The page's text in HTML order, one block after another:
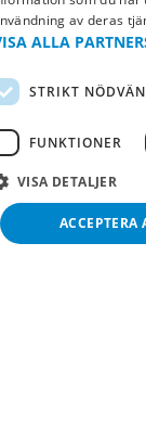
Vanliga frågor
Om oss
av deras
ALLA
STRIKT
FUNKTIONER
VISA DETALJER
ACCEPTERA